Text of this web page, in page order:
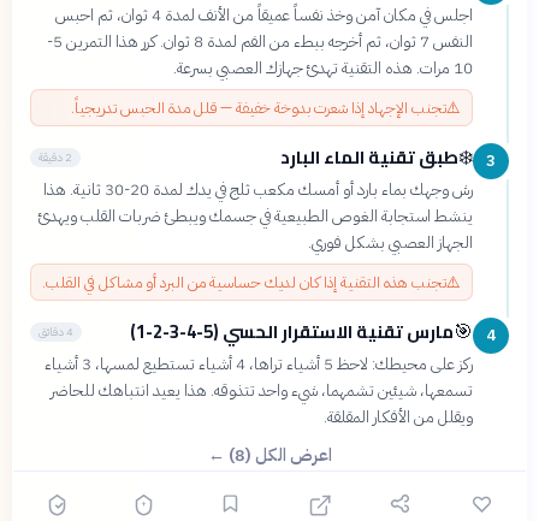
اجلس في مكان آمن وخذ نفساً عميقاً من الأنف لمدة 4 ثوان، ثم احبس
النفس 7 ثوان، ثم أخرجه ببطء من الفم لمدة 8 ثوان. كرر هذا التمرين 5-
10 مرات. هذه التقنية تهدئ جهازك العصبي بسرعة.
⚠️تجنب الإجهاد إذا شعرت بدوخة خفيفة — قلل مدة الحبس تدريجياً.
3
❄️طبق تقنية الماء البارد 2 دقيقة
رش وجهك بماء بارد أو أمسك مكعب ثلج في يدك لمدة 20-30 ثانية. هذا
ينشط استجابة الغوص الطبيعية في جسمك ويبطئ ضربات القلب ويهدئ
الجهاز العصبي بشكل فوري.
⚠️تجنب هذه التقنية إذا كان لديك حساسية من البرد أو مشاكل في القلب.
4
🎯مارس تقنية الاستقرار الحسي (5-4-3-2-1) 4 دقائق
ركز على محيطك: لاحظ 5 أشياء تراها، 4 أشياء تستطيع لمسها، 3 أشياء
تسمعها، شيئين تشمهما، شيء واحد تتذوقه. هذا يعيد انتباهك للحاضر
ويقلل من الأفكار المقلقة.
اعرض الكل (8) ← ؟ 🎯
6سؤال 🟡 متوسط ابدأ ←